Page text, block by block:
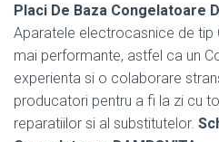
Placi De Baza Congelatoare
Aparatele electrocasnice de
mai performante, astfel ca un
experienta si o colaborare
producatori pentru a fi la zi cu
reparatiilor si al substitutelor.